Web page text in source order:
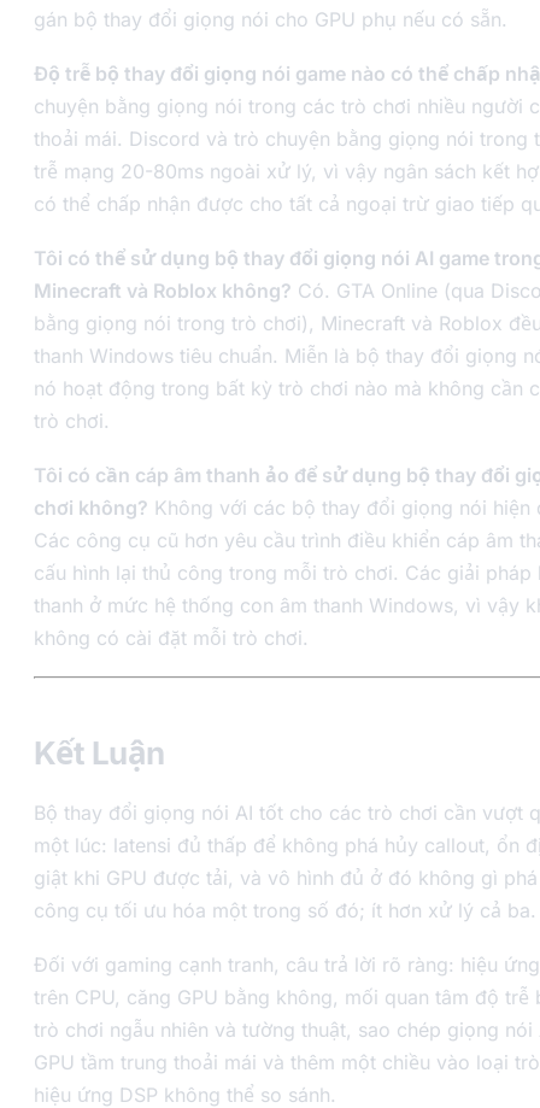
gán bộ thay đổi giọng nói cho GPU phụ nếu có sẵn.
Độ trễ bộ thay đổi giọng nói game nào có thể chấp
chuyện bằng giọng nói trong các trò chơi nhiều người
thoải mái. Discord và trò chuyện bằng giọng nói trong
trễ mạng 20-80ms ngoài xử lý, vì vậy ngân sách kết
có thể chấp nhận được cho tất cả ngoại trừ giao tiếp
Tôi có thể sử dụng bộ thay đổi giọng nói AI game
Minecraft và Roblox không? Có. GTA Online (qua
bằng giọng nói trong trò chơi), Minecraft và Roblox
thanh Windows tiêu chuẩn. Miễn là bộ thay đổi giọng
nó hoạt động trong bất kỳ trò chơi nào mà không cần
trò chơi.
Tôi có cần cáp âm thanh ảo để sử dụng bộ thay đổi
chơi không? Không với các bộ thay đổi giọng nói hiện
Các công cụ cũ hơn yêu cầu trình điều khiển cáp âm
cấu hình lại thủ công trong mỗi trò chơi. Các giải pháp
thanh ở mức hệ thống con âm thanh Windows, vì vậy
không có cài đặt mỗi trò chơi.
Kết Luận
Bộ thay đổi giọng nói AI tốt cho các trò chơi cần vượt
một lúc: latensi đủ thấp để không phá hủy callout, ổn
giật khi GPU được tải, và vô hình đủ ở đó không gì
công cụ tối ưu hóa một trong số đó; ít hơn xử lý cả ba.
Đối với gaming cạnh tranh, câu trả lời rõ ràng: hiệu
trên CPU, căng GPU bằng không, mối quan tâm độ
trò chơi ngẫu nhiên và tường thuật, sao chép giọng
GPU tầm trung thoải mái và thêm một chiều vào loại
hiệu ứng DSP không thể so sánh.